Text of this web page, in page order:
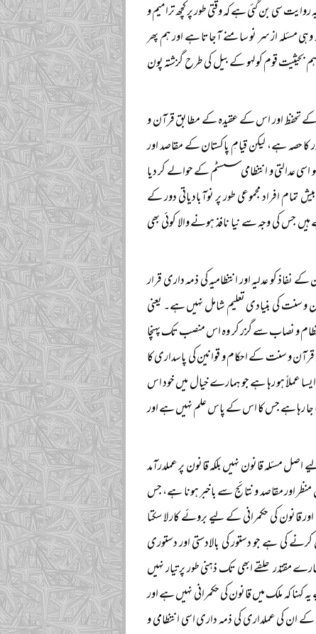
سی بن گئی ہے کہ وقتی طور پر کچھ ترامیم و
مسئلہ از سر نو سامنے آجاتا ہے اور ہم پھر
بحیثیت قوم کولہو کے بیل کی طرح گزشتہ پون
کے تحفظ اور اس کے عقیدہ کے مطابق قرآن و
کا حصہ ہے، لیکن قیامِ پاکستان کے مقاصد اور
عدالتی و انتظامی سسٹم کے حوالے کر دیا
افراد مجموعی طور پر نوآبادیاتی دور کے
جس کی وجہ سے نیا نافذ ہونے والا کوئی بھی
کو عدلیہ اور انتظامیہ کی ذمہ داری قرار
و سنت کی بنیادی تعلیم شامل نہیں ہے۔ یعنی
و نصاب سے گزر کر وہ اس منصب تک پہنچا
و سنت کے احکام و قوانین کی پاسداری کا
ایسا عملاً ہو رہا ہے جو ہمارے خیال میں خود اس
جا رہا ہے جس کا اس کے پاس علم نہیں ہے اور
مسئلہ قانون نہیں بلکہ قانون پر عملدرآمد
اور مقاصد و نتائج سے باخبر ہونا ہے، جس
قانون کی حکمرانی کے لیے بروئے کار لا سکتا
کی ہے جو دستور کی بالادستی اور دستوری
حلقے ابھی تک ذہنی طور پر تیار نہیں
کہ ملک میں قانون کی حکمرانی نہیں ہے اور
ان کی عملداری کی ذمہ داری اسی انتظامی و